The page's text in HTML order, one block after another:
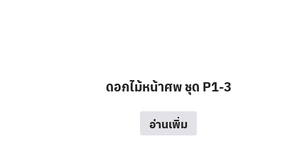
ดอกไม้หน้าศพ ชุด P1-3
อ่านเพิ่ม